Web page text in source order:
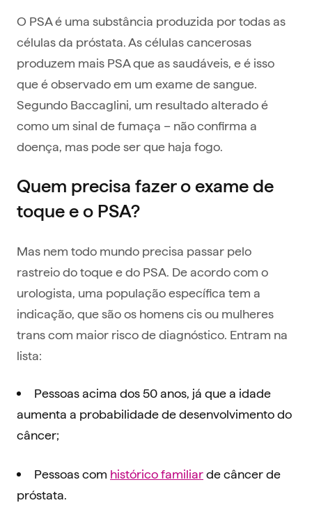
O PSA é uma substância produzida por todas as
células da próstata. As células cancerosas
produzem mais PSA que as saudáveis, e é isso
que é observado em um exame de sangue.
Segundo Baccaglini, um resultado alterado é
como um sinal de fumaça – não confirma a
doença, mas pode ser que haja fogo.
Quem precisa fazer o exame de
toque e o PSA?
Mas nem todo mundo precisa passar pelo
rastreio do toque e do PSA. De acordo com o
urologista, uma população específica tem a
indicação, que são os homens cis ou mulheres
trans com maior risco de diagnóstico. Entram na
lista:
Pessoas acima dos 50 anos, já que a idade
aumenta a probabilidade de desenvolvimento do
câncer;
Pessoas com histórico familiarde câncer de
próstata.